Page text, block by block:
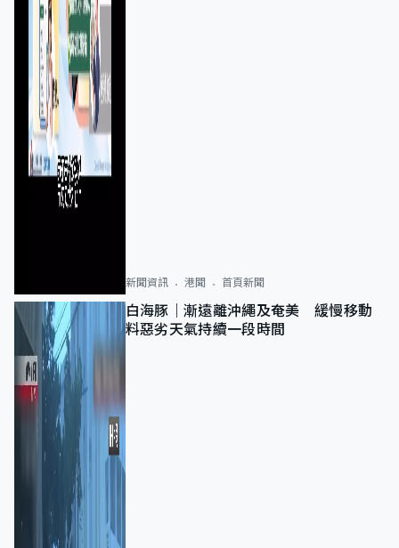
新聞資訊 港聞 首頁新聞
白海豚｜漸遠離沖繩及奄美 緩慢移動
料惡劣天氣持續一段時間